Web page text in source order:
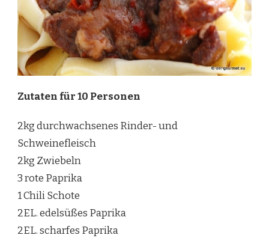
Zutaten für 10 Personen
2kg durchwachsenes Rinder- und
Schweinefleisch
2kg Zwiebeln
3 rote Paprika
1 Chili Schote
2EL. edelsüßes Paprika
2EL. scharfes Paprika